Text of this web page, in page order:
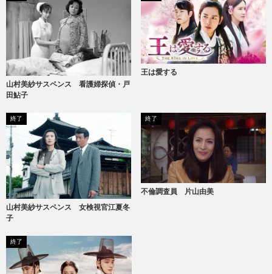
山村美紗サスペンス 看護婦探偵・戸
田鮎子
王は愛する
終了
山村美紗サスペンス 女検視官江夏冬
子
終了
不倫調査員 片山由美
終了